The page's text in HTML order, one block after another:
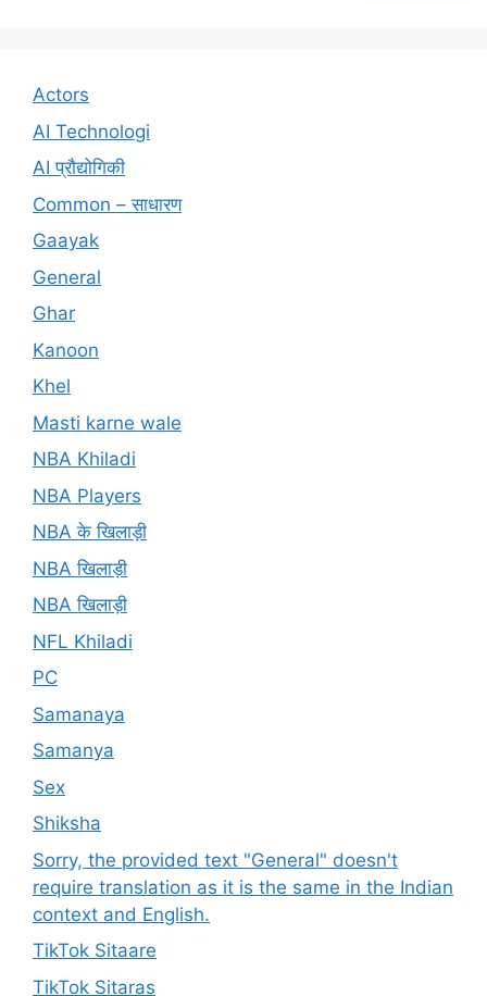
Actors
AI Technologi
AI प्रौद्योगिकी
Common – साधारण
Gaayak
General
Ghar
Kanoon
Khel
Masti karne wale
NBA Khiladi
NBA Players
NBA के खिलाड़ी
NBA खिलाड़ी
NBA खिलाड़ी
NFL Khiladi
PC
Samanaya
Samanya
Sex
Shiksha
Sorry, the provided text "General" doesn't
require translation as it is the same in the Indian
context and English.
TikTok Sitaare
TikTok Sitaras